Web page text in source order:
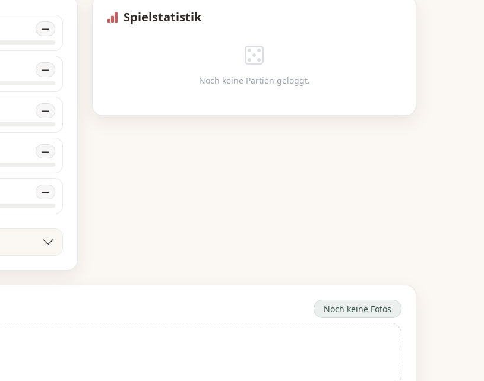
—
—
—
—
—
Spielstatistik
Noch keine Partien geloggt.
Noch keine Fotos